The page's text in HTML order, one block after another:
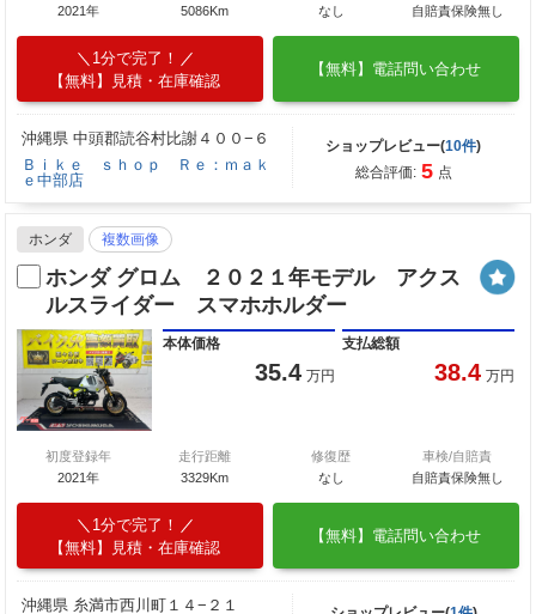
2021年
5086Km
なし
自賠責保険無し
1分で完了！
【無料】見積・在庫確認
【無料】電話問い合わせ
沖縄県 中頭郡読谷村比謝４００−６
Ｂｉｋｅ ｓｈｏｐ Ｒｅ：ｍａｋ
ｅ中部店
ショップレビュー(10件)
総合評価: 5 点
ホンダ 複数画像
ホンダ グロム ２０２１年モデル アクス
ルスライダー スマホホルダー
本体価格
35.4 万円
支払総額
38.4 万円
初度登録年
2021年
走行距離
3329Km
修復歴
なし
車検/自賠責
自賠責保険無し
1分で完了！
【無料】見積・在庫確認
【無料】電話問い合わせ
沖縄県 糸満市西川町１４−２１